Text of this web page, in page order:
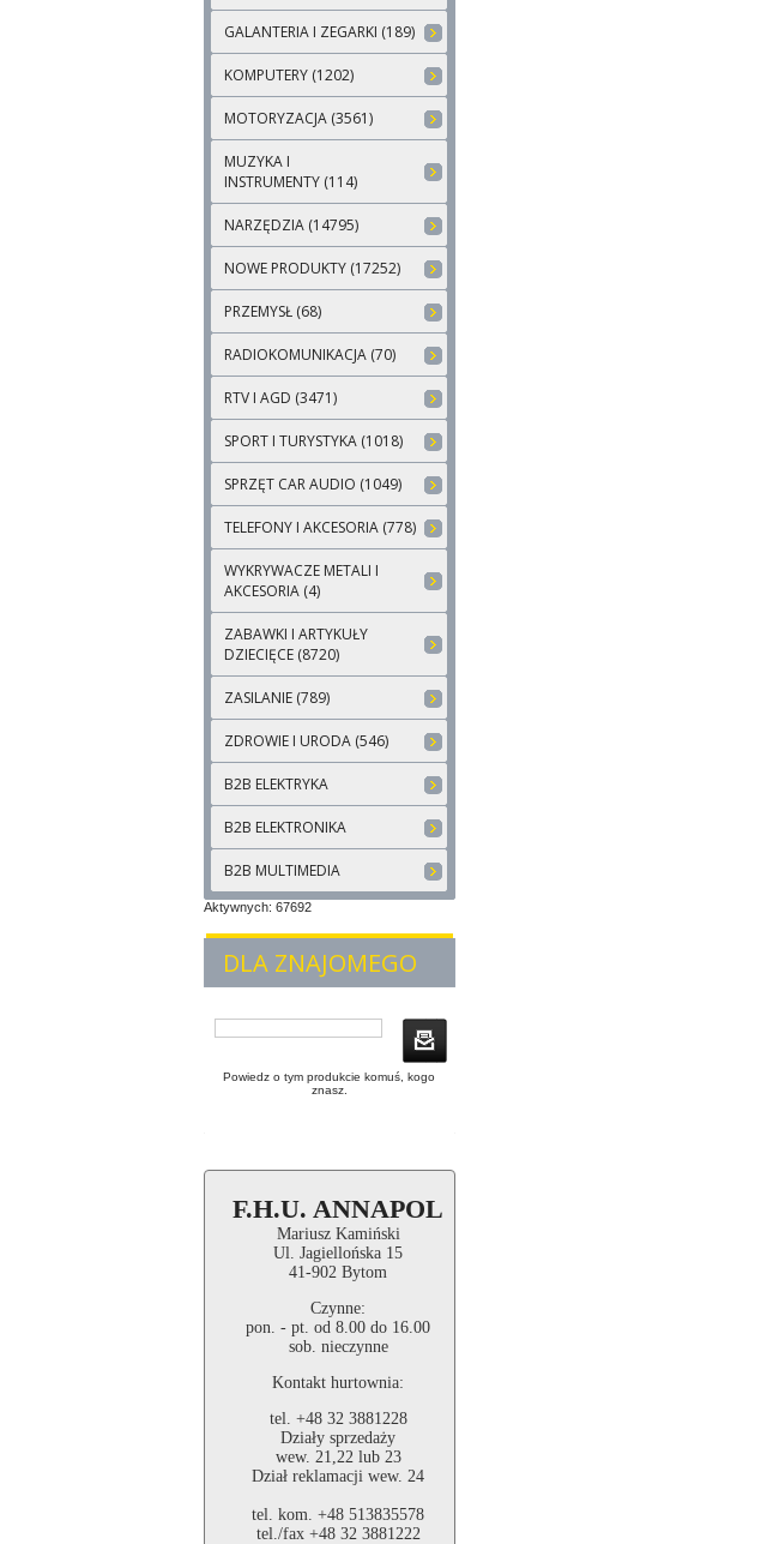
GALANTERIA I ZEGARKI (189)
KOMPUTERY (1202)
MOTORYZACJA (3561)
MUZYKA I
INSTRUMENTY (114)
NARZĘDZIA (14795)
NOWE PRODUKTY (17252)
PRZEMYSŁ (68)
RADIOKOMUNIKACJA (70)
RTV I AGD (3471)
SPORT I TURYSTYKA (1018)
SPRZĘT CAR AUDIO (1049)
TELEFONY I AKCESORIA (778)
WYKRYWACZE METALI I
AKCESORIA (4)
ZABAWKI I ARTYKUŁY
DZIECIĘCE (8720)
ZASILANIE (789)
ZDROWIE I URODA (546)
B2B ELEKTRYKA
B2B ELEKTRONIKA
B2B MULTIMEDIA
Aktywnych: 67692
DLA ZNAJOMEGO
Powiedz o tym produkcie komuś, kogo
znasz.
F.H.U. ANNAPOL
Mariusz Kamiński
Ul. Jagiellońska 15
41-902 Bytom
Czynne:
pon. - pt. od 8.00 do 16.00
sob. nieczynne
Kontakt hurtownia:
tel. +48 32 3881228
Działy sprzedaży
wew. 21,22 lub 23
Dział reklamacji wew. 24
tel. kom. +48 513835578
tel./fax +48 32 3881222